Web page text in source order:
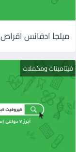
ميلجا ادفانس اقراص Milga Advance : للاعصاب والإكتئاب
فيتامينات ومكملات